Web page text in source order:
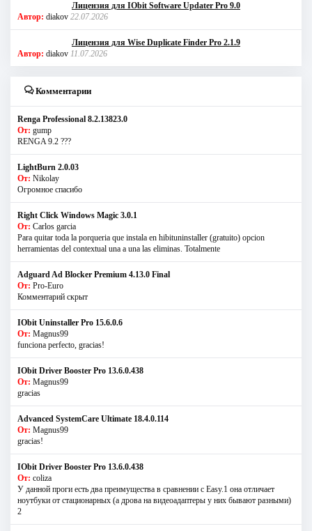
Лицензия для IObit Software Updater Pro 9.0
Автор: diakov 22.07.2026
Лицензия для Wise Duplicate Finder Pro 2.1.9
Автор: diakov 11.07.2026
Комментарии
Renga Professional 8.2.13823.0
От: gump
RENGA 9.2 ???
LightBurn 2.0.03
От: Nikolay
Огромное спасибо
Right Click Windows Magic 3.0.1
От: Carlos garcia
Para quitar toda la porqueria que instala en hibituninstaller (gratuito) opcion
herramientas del contextual una a una las eliminas. Totalmente
Adguard Ad Blocker Premium 4.13.0 Final
От: Pro-Euro
Комментарий скрыт
IObit Uninstaller Pro 15.6.0.6
От: Magnus99
funciona perfecto, gracias!
IObit Driver Booster Pro 13.6.0.438
От: Magnus99
gracias
Advanced SystemCare Ultimate 18.4.0.114
От: Magnus99
gracias!
IObit Driver Booster Pro 13.6.0.438
От: coliza
У данной проги есть два преимущества в сравнении с Easy.1 она отличает
ноутбуки от стационарных (а дрова на видеоадаптеры у них бывают разными)
2